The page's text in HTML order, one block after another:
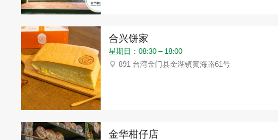
合兴饼家
星期日：08:30 – 18:00
891 台湾金门县金湖镇黄海路61号
金华柑仔店